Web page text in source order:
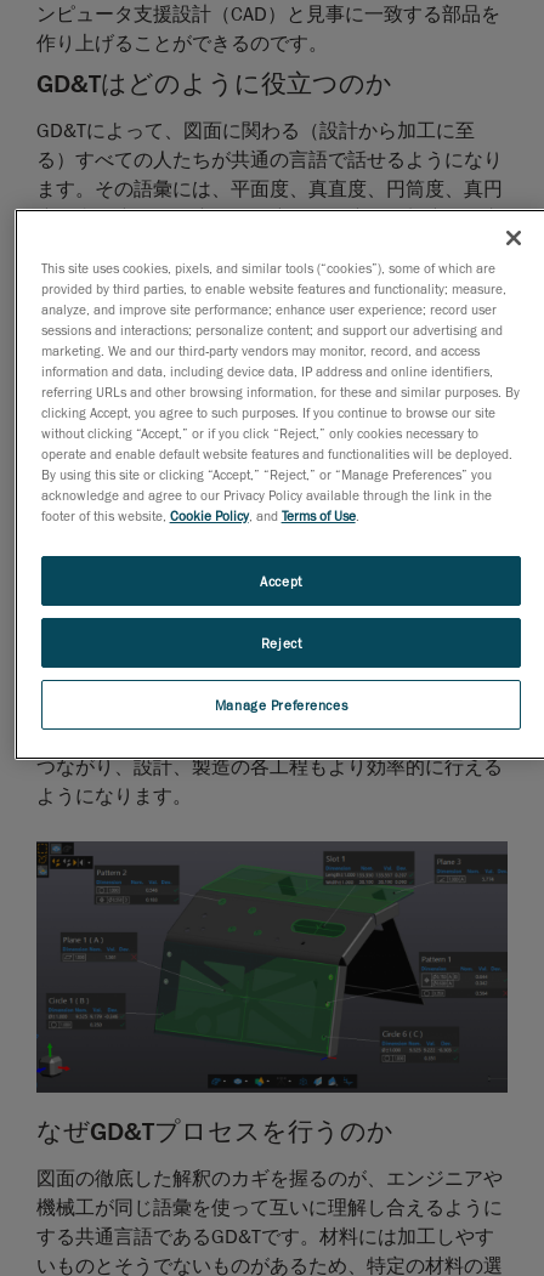
ンピュータ支援設計（CAD）と見事に一致する部品を
作り上げることができるのです。
GD&Tはどのように役立つのか
GD&Tによって、図面に関わる（設計から加工に至
る）すべての人たちが共通の言語で話せるようになり
ます。その語彙には、平面度、真直度、円筒度、真円
度、直角度、平行度、傾斜度、位置度、輪郭度、同心
は、部品を構成する他の要素にも関連する可能性のあ
る基準として、それぞれ異なる公差カテゴリー（形、
方向、位置や振れ）に分類されます。
研究開発（R&D）において部品を設計する人たち、ま
た、機械工場で図面を読んで解釈する人たちの間で誤
解があれば、多大な費用が無駄になります。そこで、
部品の幾何学的特徴や公差の理解に役立つのが、
GD&Tという統一された論理的な言語です。統一性と
利便性がもたらされることで、当て推量や理解に要す
る時間が減り、設計および製造全体で一貫した形状を
現代の設計はますます複雑かつ高度になっているた
め、設計者やエンジニア、技術者は、極めて正確かつ
信頼性の高いコミュニケーションに頼る必要がありま
す。GD&Tによって、チーム全員が互いに明確かつ効
果的にやり取りできるようになるため、時間の節約に
つながり、設計、製造の各工程もより効率的に行える
ようになります。
なぜGD&Tプロセスを行うのか
図面の徹底した解釈のカギを握るのが、エンジニアや
機械工が同じ語彙を使って互いに理解し合えるように
する共通言語であるGD&Tです。材料には加工しやす
いものとそうでないものがあるため、特定の材料の選
This site uses cookies, pixels, and similar tools (“cookies”), some of which are
provided by third parties, to enable website features and functionality; measure,
analyze, and improve site performance; enhance user experience; record user
sessions and interactions; personalize content; and support our advertising and
marketing. We and our third-party vendors may monitor, record, and access
information and data, including device data, IP address and online identifiers,
referring URLs and other browsing information, for these and similar purposes. By
clicking Accept, you agree to such purposes. If you continue to browse our site
without clicking “Accept,” or if you click “Reject,” only cookies necessary to
operate and enable default website features and functionalities will be deployed.
By using this site or clicking “Accept,” “Reject,” or “Manage Preferences” you
acknowledge and agree to our Privacy Policy available through the link in the
footer of this website, Cookie Policy, and Terms of Use.
Manage Preferences
Reject
Accept